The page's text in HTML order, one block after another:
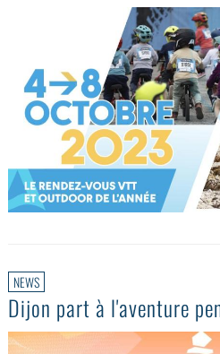
NEWS
Dijon part à l'aventure